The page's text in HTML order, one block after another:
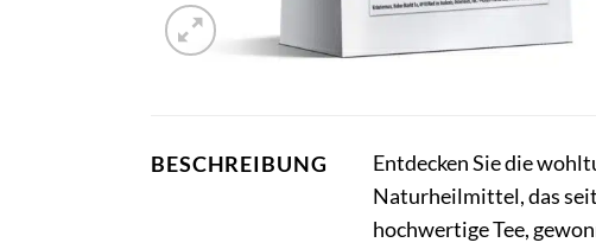
BESCHREIBUNG
Entdecken Sie die
Naturheilmittel, das
hochwertige Tee,